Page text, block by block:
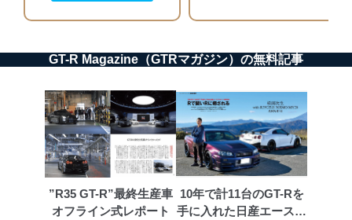
個人情報保護マネジメントシステムの継続的改善
じて、個人情報保護マネジメントシステムを継続的に改
苦情及び相談受付け窓口
貴殿の個人情報及び当社の個人情報保護マネジメントシ
ステムに関するご相談及び苦情については以下までご連
絡ください。
適切、かつ迅速に対応させていただきます。
株式会社富士山マガジンサービス 個人情報問い合わせ
GT-R Magazine（GTRマガジン）の無料記事
”R35 GT-R”最終生産車
オフライン式レポート
10年で計11台のGT-Rを
手に入れた日産エースド